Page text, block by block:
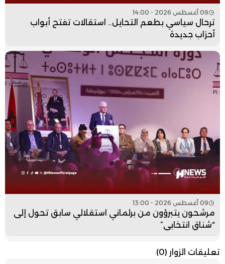
09 أغسطس 2026 - 14:00
ترحال سياسي بطعم التحايل.. استقالات تفتح أبواب
أحزاب جديدة
09 أغسطس 2026 - 13:00
مرشحون يتبرؤون من برلماني استقلالي سابق تحول إلى
“شناق انتخابي”
تعليقات الزوار (0)